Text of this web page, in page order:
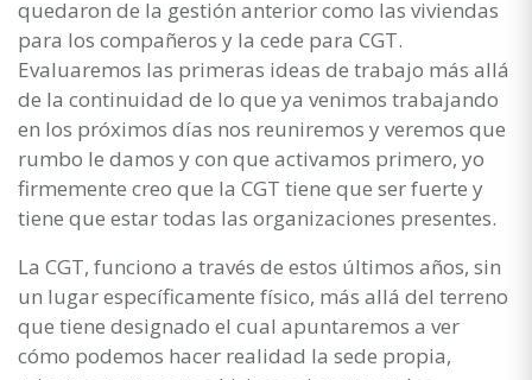
quedaron de la gestión anterior como las viviendas
para los compañeros y la cede para CGT.
Evaluaremos las primeras ideas de trabajo más allá
de la continuidad de lo que ya venimos trabajando
en los próximos días nos reuniremos y veremos que
rumbo le damos y con que activamos primero, yo
firmemente creo que la CGT tiene que ser fuerte y
tiene que estar todas las organizaciones presentes.
La CGT, funciono a través de estos últimos años, sin
un lugar específicamente físico, más allá del terreno
que tiene designado el cual apuntaremos a ver
cómo podemos hacer realidad la sede propia,